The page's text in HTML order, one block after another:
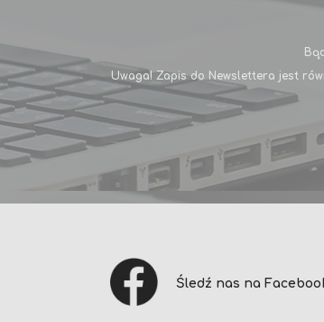
Uwaga! Zapis do Newslettera jest
Śledź nas na